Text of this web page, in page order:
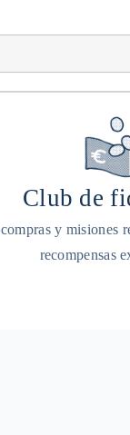
Club de
compras y misiones
recompensas